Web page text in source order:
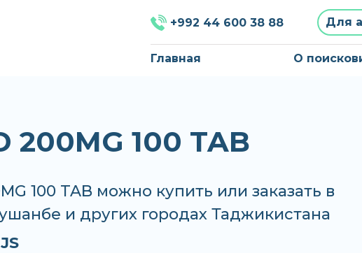
+992 44 600 38 88 Для
Главная О
200MG 100 TAB
100 TAB можно купить или заказать в
и других городах Таджикистана